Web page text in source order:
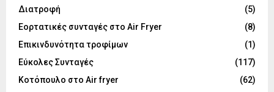
Διατροφή
(5)
Εορτατικές συνταγές στο Air Fryer
(8)
Επικινδυνότητα τροφίμων
(1)
Εύκολες Συνταγές
(117)
Κοτόπουλο στο Air fryer
(62)